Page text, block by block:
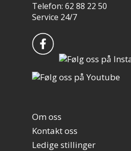
Telefon: 62 88 22 50
Service 24/7
Om oss
Kontakt oss
Ledige stillinger